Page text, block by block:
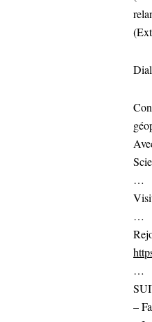
…
…
…
–